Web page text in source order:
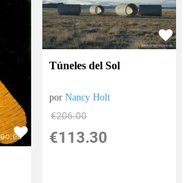
Túneles del Sol
porNancy Holt
€206.00
€113.30